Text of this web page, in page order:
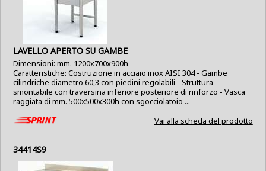
LAVELLO APERTO SU GAMBE
Dimensioni: mm. 1200x700x900h
Caratteristiche: Costruzione in acciaio inox AISI 304 - Gambe
cilindriche diametro 60,3 con piedini regolabili - Struttura
smontabile con traversina inferiore posteriore di rinforzo - Vasca
raggiata di mm. 500x500x300h con sgocciolatoio ...
Vai alla scheda del prodotto
34414S9